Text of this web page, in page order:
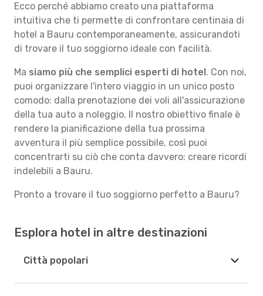
Ecco perché abbiamo creato una piattaforma
intuitiva che ti permette di confrontare centinaia di
hotel a Bauru contemporaneamente, assicurandoti
di trovare il tuo soggiorno ideale con facilità.
Ma siamo più che semplici esperti di hotel. Con noi,
puoi organizzare l'intero viaggio in un unico posto
comodo: dalla prenotazione dei voli all'assicurazione
della tua auto a noleggio. Il nostro obiettivo finale è
rendere la pianificazione della tua prossima
avventura il più semplice possibile, così puoi
concentrarti su ciò che conta davvero: creare ricordi
indelebili a Bauru.
Pronto a trovare il tuo soggiorno perfetto a Bauru?
Esplora hotel in altre destinazioni
Città popolari